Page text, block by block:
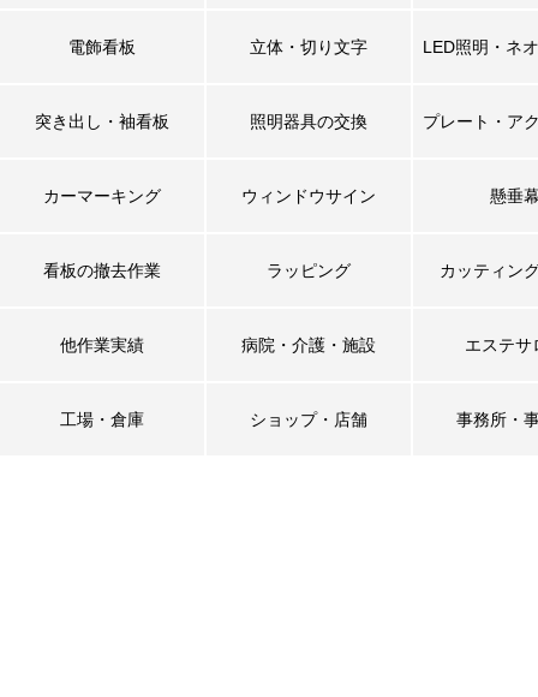
電飾看板 立体・切り文字 LED照明・ネ
突き出し・袖看板 照明器具の交換 プレート・ア
カーマーキング ウィンドウサイン 懸垂
看板の撤去作業 ラッピング カッティン
他作業実績 病院・介護・施設 エステサ
工場・倉庫 ショップ・店舗 事務所・